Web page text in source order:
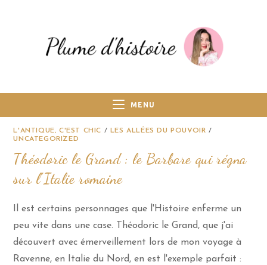
MENU
L'ANTIQUE, C'EST CHIC / LES ALLÉES DU POUVOIR /
UNCATEGORIZED
Théodoric le Grand : le Barbare qui régna
sur l’Italie romaine
Il est certains personnages que l'Histoire enferme un
peu vite dans une case. Théodoric le Grand, que j'ai
découvert avec émerveillement lors de mon voyage à
Ravenne, en Italie du Nord, en est l'exemple parfait :